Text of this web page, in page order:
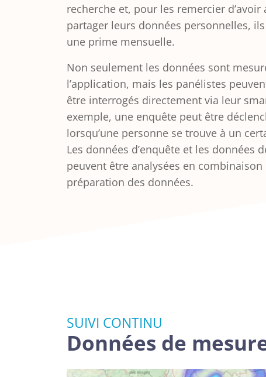
recherche et, pour les remercier d’avoir
partager leurs données personnelles,
une prime mensuelle.
Non seulement les données sont
l’application, mais les panélistes
être interrogés directement via leur
exemple, une enquête peut être
lorsqu’une personne se trouve à un
Les données d’enquête et les données
peuvent être analysées en combinaison
préparation des données.
SUIVI CONTINU
Données de